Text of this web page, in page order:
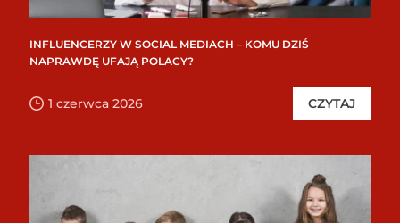
INFLUENCERZY W SOCIAL MEDIACH – KOMU DZIŚ
NAPRAWDĘ UFAJĄ POLACY?
1 czerwca 2026 CZYTAJ